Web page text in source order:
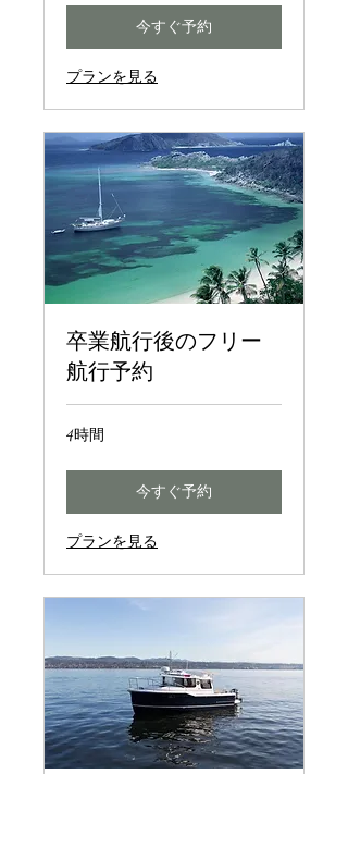
今すぐ予約
プランを見る
卒業航行後のフリー
航行予約
4時間
今すぐ予約
プランを見る